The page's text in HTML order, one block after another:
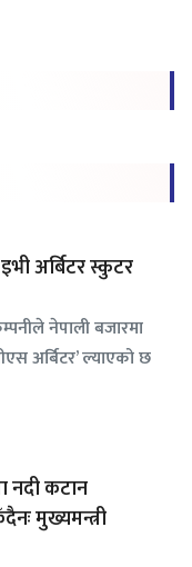
अर्बिटर स्कुटर
नेपाली बजारमा
अर्बिटर’ ल्याएको छ
नदी कटान
मुख्यमन्त्री